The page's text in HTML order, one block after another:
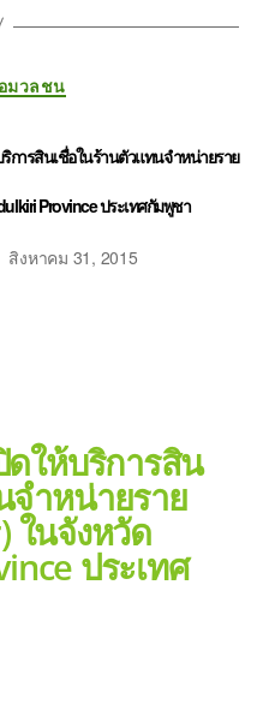
มวลชน
การสินเชื่อในร้านตัวแทนจำหน่ายราย
Province ประเทศกัมพูชา
สิงหาคม 31, 2015
ให้บริการสิน
จำหน่ายราย
ในจังหวัด
ประเทศ